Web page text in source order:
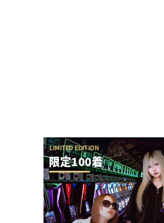
またSAO2のガラスが割られる